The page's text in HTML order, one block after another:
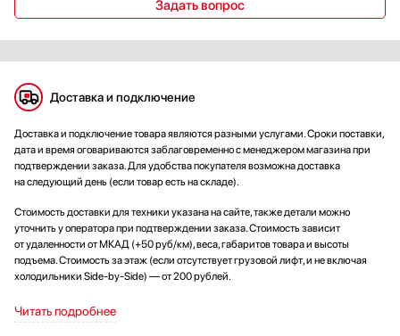
Задать вопрос
Доставка и подключение
Доставка и подключение товара являются разными услугами. Сроки поставки,
дата и время оговариваются заблаговременно с менеджером магазина при
подтверждении заказа. Для удобства покупателя возможна доставка
на следующий день (если товар есть на складе).
Стоимость доставки для техники указана на сайте, также детали можно
уточнить у оператора при подтверждении заказа. Стоимость зависит
от удаленности от МКАД (+50 руб/км), веса, габаритов товара и высоты
подъема. Стоимость за этаж (если отсутствует грузовой лифт, и не включая
холодильники Side-by-Side) — от 200 рублей.
Читать подробнее